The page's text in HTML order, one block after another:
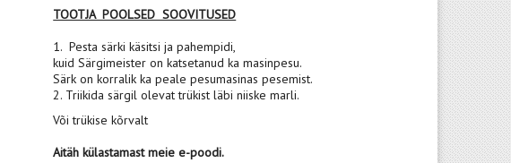
TOOTJA POOLSED SOOVITUSED
1. Pesta särki käsitsi ja pahempidi,
kuid Särgimeister on katsetanud ka masinpesu.
Särk on korralik ka peale pesumasinas pesemist.
2. Triikida särgil olevat trükist läbi niiske marli.
Või trükise kõrvalt
Aitäh külastamast meie e-poodi.